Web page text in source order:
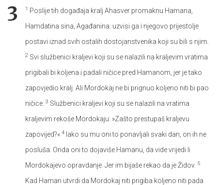
3 1 Poslije tih događaja kralj Ahasver promaknu Hamana,
Hamdatina sina, Agađanina: uzvisi ga i njegovo prijestolje
postavi iznad svih ostalih dostojanstvenika koji su bili s njim.
2 Svi službenici kraljevi koji su se nalazili na kraljevim vratima
prigibali bi koljena i padali ničice pred Hamanom, jer je tako
zapovjedio kralj. Ali Mordokaj ne bi prignuo koljeno niti bi pao
ničice. 3 Službenici kraljevi koji su se nalazili na vratima
kraljevim rekoše Mordokaju: »Zašto prestupaš kraljevu
zapovijed?« 4 Iako su mu oni to ponavljali svaki dan, on ih ne
posluša. Onda oni to dojaviše Hamanu, da vide vrijedi li
Mordokajevo opravdanje. Jer im bijaše rekao da je Židov. 5
Kad Haman utvrdi da Mordokaj niti prigiba koljeno niti pada